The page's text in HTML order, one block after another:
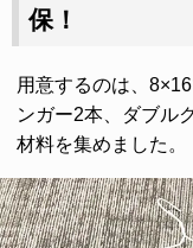
保！
用意するのは、
ンガー2本、ダブル
材料を集めました。